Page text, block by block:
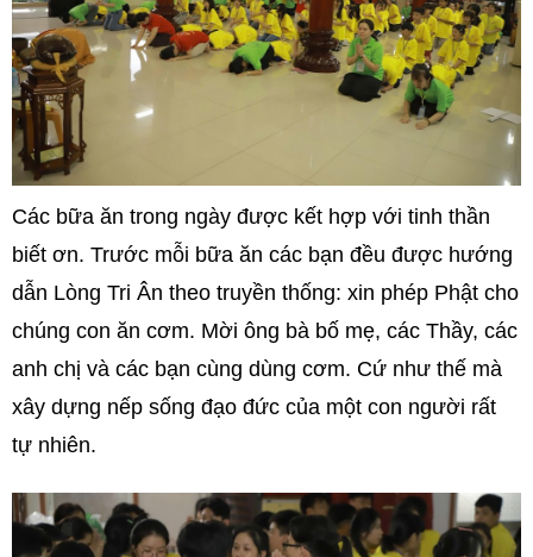
Các bữa ăn trong ngày được kết hợp với tinh thần
biết ơn. Trước mỗi bữa ăn các bạn đều được hướng
dẫn Lòng Tri Ân theo truyền thống: xin phép Phật cho
chúng con ăn cơm. Mời ông bà bố mẹ, các Thầy, các
anh chị và các bạn cùng dùng cơm. Cứ như thế mà
xây dựng nếp sống đạo đức của một con người rất
tự nhiên.